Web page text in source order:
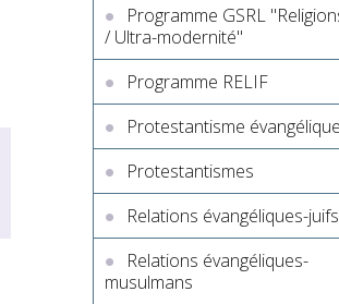
Programme GSRL
/ Ultra-modernité"
Programme RELIF
Protestantisme évangélique
Protestantismes
Relations évangéliques-juifs
Relations évangéliques-
musulmans